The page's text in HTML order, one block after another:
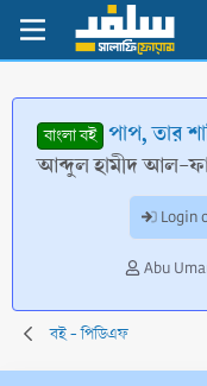
বাংলা বই পাপ, তার
আব্দুল হামীদ আল-
Login
T
r
d
Abu
বই - পিডিএফ